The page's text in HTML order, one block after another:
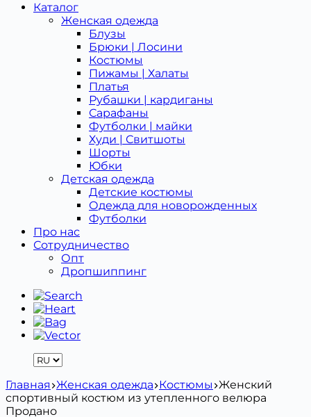
Каталог
Женская одежда
Блузы
Брюки | Лосини
Костюмы
Пижамы | Халаты
Платья
Рубашки | кардиганы
Сарафаны
Футболки | майки
Худи | Свитшоты
Шорты
Юбки
Детская одежда
Детcкие костюмы
Одежда для новорожденных
Футболки
Про нас
Сотрудничество
Опт
Дропшиппинг
Главная Женская одежда Костюмы Женский
спортивный костюм из утепленного велюра
Продано